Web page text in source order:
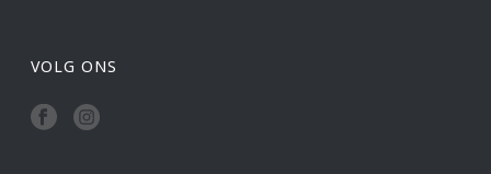
VOLG ONS